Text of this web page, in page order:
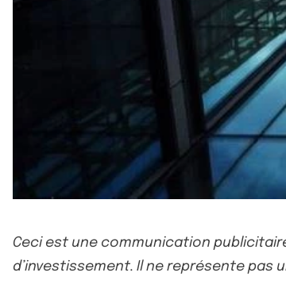
Ceci est une communication
d’investissement. Il ne représente